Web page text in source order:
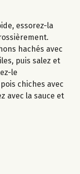
essorez-la
hachés avec
puis salez et
le
chiches avec
avec la sauce et